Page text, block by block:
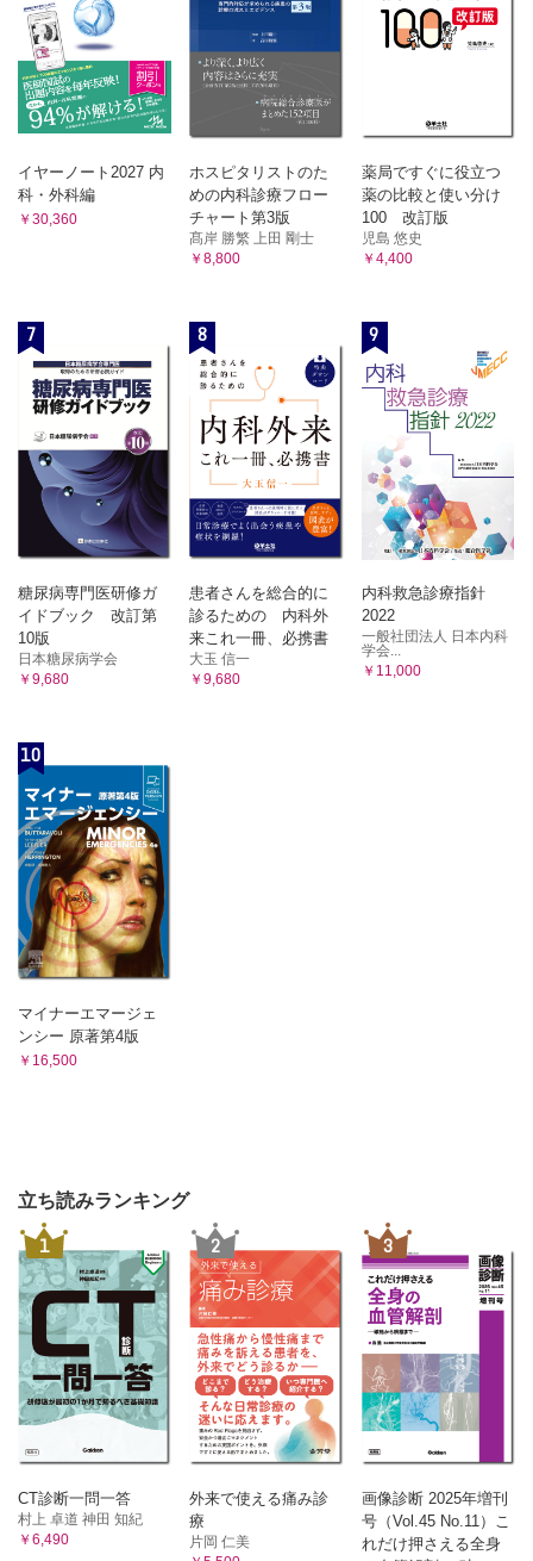
イヤーノート2027 内
科・外科編
￥30,360
ホスピタリストのた
めの内科診療フロー
チャート第3版
髙岸 勝繁 上田 剛士
￥8,800
薬局ですぐに役立つ
薬の比較と使い分け
100 改訂版
児島 悠史
￥4,400
7
糖尿病専門医研修ガ
イドブック 改訂第
10版
日本糖尿病学会
￥9,680
8
患者さんを総合的に
診るための 内科外
来これ一冊、必携書
大玉 信一
￥9,680
9
内科救急診療指針
2022
一般社団法人 日本内科
学会...
￥11,000
10
マイナーエマージェ
ンシー 原著第4版
￥16,500
立ち読みランキング
1
CT診断一問一答
村上 卓道 神田 知紀
￥6,490
2
外来で使える痛み診
療
片岡 仁美
3
画像診断 2025年増刊
号（Vol.45 No.11）こ
れだけ押さえる全身